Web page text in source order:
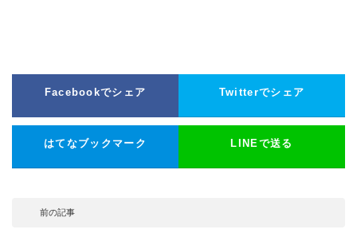
Facebookでシェア Twitterでシェア
はてなブックマーク LINEで送る
前の記事